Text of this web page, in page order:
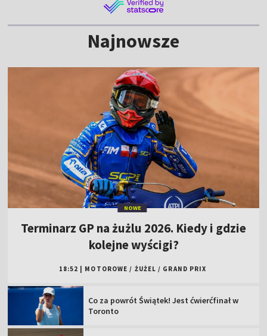
Najnowsze
NOWE
Terminarz GP na żużlu 2026. Kiedy i gdzie
kolejne wyścigi?
18:52 MOTOROWE / ŻUŻEL / GRAND PRIX
Co za powrót Świątek! Jest ćwierćfinał w
Toronto